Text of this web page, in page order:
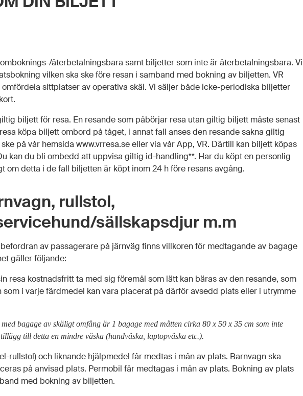
återbetalningsbara samt biljetter som inte är återbetalningsbara. Vi
vilken ska ske före resan i samband med bokning av biljetten. VR
sittplatser av operativa skäl. Vi säljer både icke-periodiska biljetter
biljett för resa. En resande som påbörjar resa utan giltig biljett måste senast
köpa biljett ombord på tåget, i annat fall anses den resande sakna giltig
på vår hemsida www.vrresa.se eller via vår App, VR. Därtill kan biljett köpas
kan du bli ombedd att uppvisa giltig id-handling**. Har du köpt en personlig
om detta i de fall biljetten är köpt inom 24 h före resans avgång.
rullstol,
sällskapsdjur m.m
av passagerare på järnväg finns villkoren för medtagande av bagage
gäller följande:
resa kostnadsfritt ta med sig föremål som lätt kan bäras av den resande, som
som i varje färdmedel kan vara placerat på därför avsedd plats eller i utrymme
bagage av skäligt omfång är 1 bagage med måtten cirka 80 x 50 x 35 cm som inte
till detta en mindre väska (handväska, laptopväska etc.).
rullstol) och liknande hjälpmedel får medtas i mån av plats. Barnvagn ska
på anvisad plats. Permobil får medtagas i mån av plats. Bokning av plats
med bokning av biljetten.